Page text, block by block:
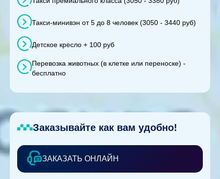
Такси-минивэн от 5 до 8 человек (3050 - 3440 руб)
Детское кресло + 100 руб
Перевозка животных (в клетке или переноске) -
бесплатно
Заказывайте как вам удобно!
ЗАКАЗАТЬ ОНЛАЙН